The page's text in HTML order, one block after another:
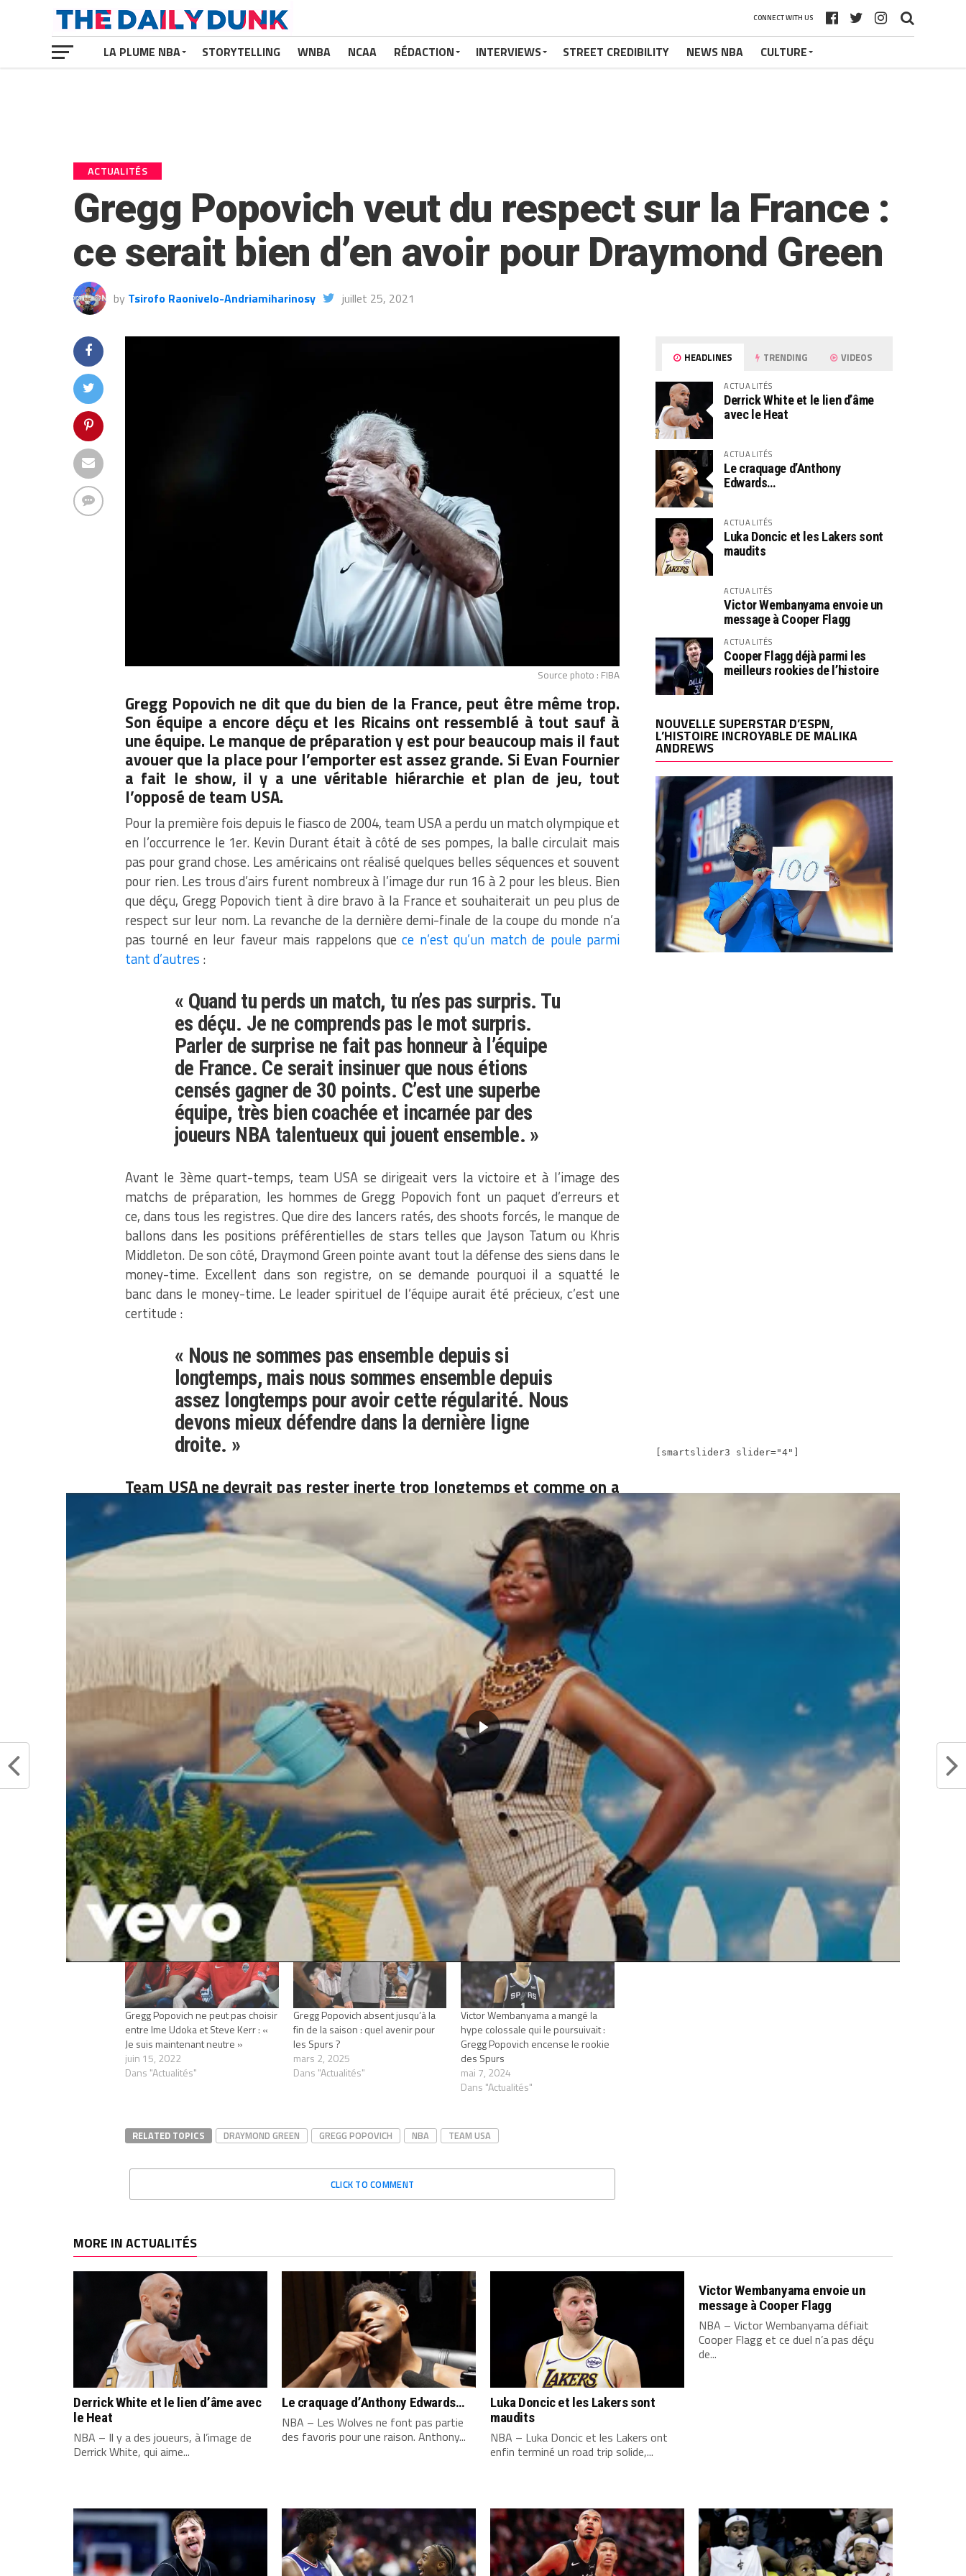
CONNECT WITH US
LA PLUME NBA STORYTELLING WNBA NCAA RÉDACTION INTERVIEWS STREET CREDIBILITY NEWS NBA CULTURE
ACTUALITÉS
Gregg Popovich veut du respect sur la France :
ce serait bien d’en avoir pour Draymond Green
by Tsirofo Raonivelo-Andriamiharinosy juillet 25, 2021
Source photo : FIBA
Gregg Popovich ne dit que du bien de la France, peut être même trop.
Son équipe a encore déçu et les Ricains ont ressemblé à tout sauf à
une équipe. Le manque de préparation y est pour beaucoup mais il faut
avouer que la place pour l’emporter est assez grande. Si Evan Fournier
a fait le show, il y a une véritable hiérarchie et plan de jeu, tout
l’opposé de team USA.
Pour la première fois depuis le fiasco de 2004, team USA a perdu un match olympique et
en l’occurrence le 1er. Kevin Durant était à côté de ses pompes, la balle circulait mais
pas pour grand chose. Les américains ont réalisé quelques belles séquences et souvent
pour rien. Les trous d’airs furent nombreux à l’image dur run 16 à 2 pour les bleus. Bien
que déçu, Gregg Popovich tient à dire bravo à la France et souhaiterait un peu plus de
respect sur leur nom. La revanche de la dernière demi-finale de la coupe du monde n’a
pas tourné en leur faveur mais rappelons quece n’est qu’un match de poule parmi
tant d’autres :
« Quand tu perds un match, tu n’es pas surpris. Tu
es déçu. Je ne comprends pas le mot surpris.
Parler de surprise ne fait pas honneur à l’équipe
de France. Ce serait insinuer que nous étions
censés gagner de 30 points. C’est une superbe
équipe, très bien coachée et incarnée par des
joueurs NBA talentueux qui jouent ensemble. »
Avant le 3ème quart-temps, team USA se dirigeait vers la victoire et à l’image des
matchs de préparation, les hommes de Gregg Popovich font un paquet d’erreurs et
ce, dans tous les registres. Que dire des lancers ratés, des shoots forcés, le manque de
ballons dans les positions préférentielles de stars telles que Jayson Tatum ou Khris
Middleton. De son côté, Draymond Green pointe avant tout la défense des siens dans le
money-time. Excellent dans son registre, on se demande pourquoi il a squatté le
banc dans le money-time. Le leader spirituel de l’équipe aurait été précieux, c’est une
certitude :
« Nous ne sommes pas ensemble depuis si
longtemps, mais nous sommes ensemble depuis
assez longtemps pour avoir cette régularité. Nous
devons mieux défendre dans la dernière ligne
droite. »
Team USA ne devrait pas rester inerte trop longtemps et comme on a
cessé de le répéter, quand ils auront trouvé leur rythme de croisière,
personne ne voudra les retrouver sur leur chemin.
Partager :
Articles similaires
Gregg Popovich ne peut pas choisir
entre Ime Udoka et Steve Kerr : «
Je suis maintenant neutre »
juin 15, 2022
Dans "Actualités"
Gregg Popovich absent jusqu’à la
fin de la saison : quel avenir pour
les Spurs ?
mars 2, 2025
Dans "Actualités"
Victor Wembanyama a mangé la
hype colossale qui le poursuivait :
Gregg Popovich encense le rookie
des Spurs
mai 7, 2024
Dans "Actualités"
RELATED TOPICS DRAYMOND GREEN GREGG POPOVICH NBA TEAM USA
CLICK TO COMMENT
HEADLINES TRENDING VIDEOS
ACTUALITÉS
Derrick White et le lien d’âme
avec le Heat
ACTUALITÉS
Le craquage d’Anthony
Edwards…
ACTUALITÉS
Luka Doncic et les Lakers sont
maudits
ACTUALITÉS
Victor Wembanyama envoie un
message à Cooper Flagg
ACTUALITÉS
Cooper Flagg déjà parmi les
meilleurs rookies de l’histoire
NOUVELLE SUPERSTAR D’ESPN,
L’HISTOIRE INCROYABLE DE MALIKA
ANDREWS
[smartslider3 slider="4"]
MORE IN ACTUALITÉS
Derrick White et le lien d’âme avec
le Heat
NBA – Il y a des joueurs, à l’image de
Derrick White, qui aime...
Le craquage d’Anthony Edwards…
NBA – Les Wolves ne font pas partie
des favoris pour une raison. Anthony...
Luka Doncic et les Lakers sont
maudits
NBA – Luka Doncic et les Lakers ont
enfin terminé un road trip solide,...
Victor Wembanyama envoie un
message à Cooper Flagg
NBA – Victor Wembanyama défiait
Cooper Flagg et ce duel n’a pas déçu
de...